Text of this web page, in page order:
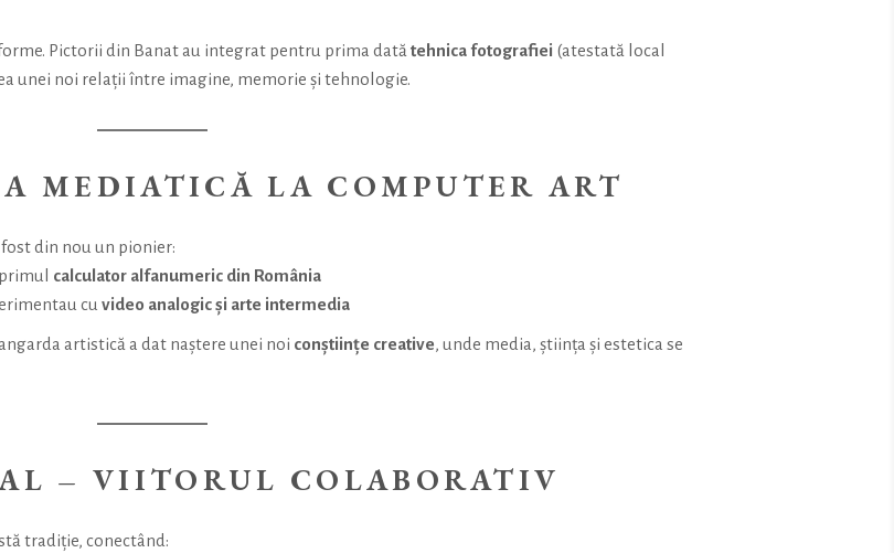
Pictorii din Banat au integrat pentru prima dată tehnica fotografiei (atestată local
unei noi relații între imagine, memorie și tehnologie.
MEDIATICĂ LA COMPUTER ART
fost din nou un pionier:
calculator alfanumeric din România
cu video analogic și arte intermedia
artistică a dat naștere unei noi conștiințe creative, unde media, știința și estetica se
– VIITORUL COLABORATIV
tradiție, conectând: